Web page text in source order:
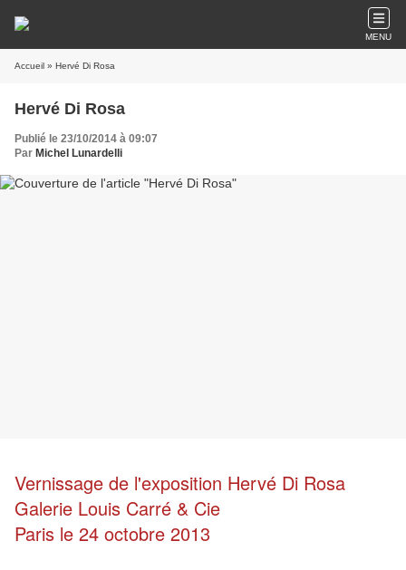
MENU
Accueil » Hervé Di Rosa
Hervé Di Rosa
Publié le 23/10/2014 à 09:07
Par Michel Lunardelli
Vernissage de l'exposition Hervé Di Rosa
Galerie Louis Carré & Cie
Paris le 24 octobre 2013